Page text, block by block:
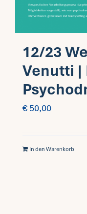
12/23
Venutti |
€ 50,00
In den Warenkorb